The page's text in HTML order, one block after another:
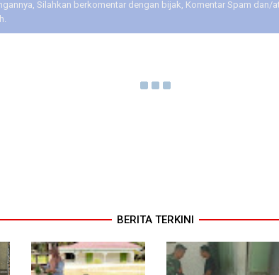
Silahkan berkomentar dengan bijak, Komentar Spam dan/
BERITA TERKINI